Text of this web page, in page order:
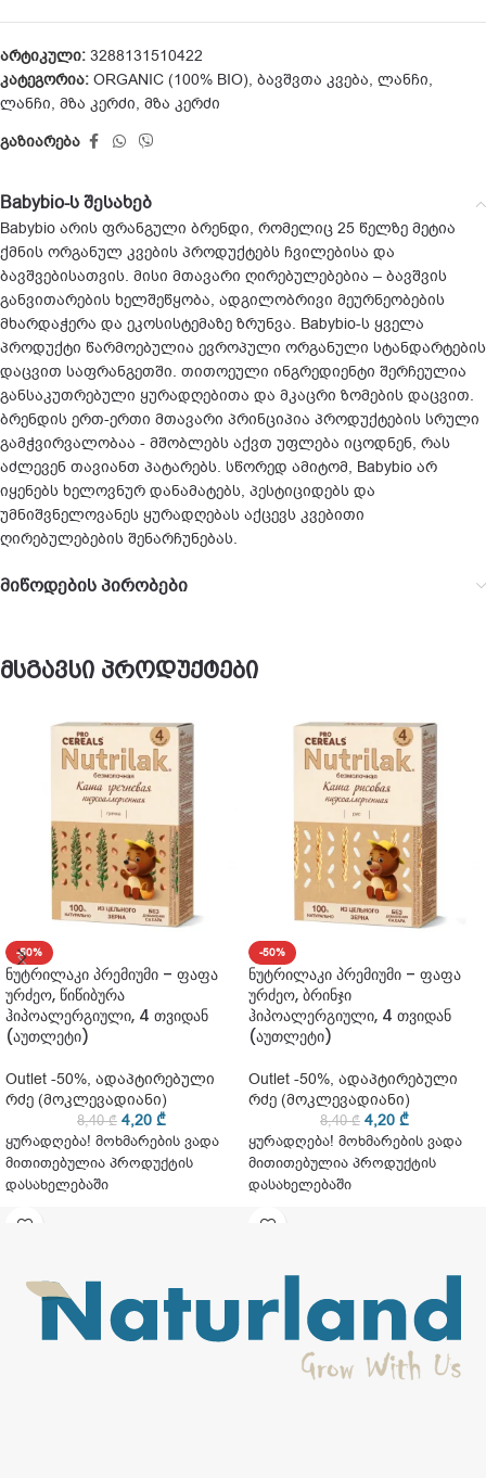
არტიკული: 3288131510422
კატეგორია: ORGANIC (100% BIO), ბავშვთა კვება, ლანჩი,
ლანჩი, მზა კერძი, მზა კერძი
გაზიარება
Babybio-ს შესახებ
Babybio არის ფრანგული ბრენდი, რომელიც 25 წელზე მეტია
ქმნის ორგანულ კვების პროდუქტებს ჩვილებისა და
ბავშვებისათვის. მისი მთავარი ღირებულებებია – ბავშვის
განვითარების ხელშეწყობა, ადგილობრივი მეურნეობების
მხარდაჭერა და ეკოსისტემაზე ზრუნვა. Babybio-ს ყველა
პროდუქტი წარმოებულია ევროპული ორგანული სტანდარტების
დაცვით საფრანგეთში. თითოეული ინგრედიენტი შერჩეულია
განსაკუთრებული ყურადღებითა და მკაცრი ზომების დაცვით.
ბრენდის ერთ-ერთი მთავარი პრინციპია პროდუქტების სრული
გამჭვირვალობაა - მშობლებს აქვთ უფლება იცოდნენ, რას
აძლევენ თავიანთ პატარებს. სწორედ ამიტომ, Babybio არ
იყენებს ხელოვნურ დანამატებს, პესტიციდებს და
უმნიშვნელოვანეს ყურადღებას აქცევს კვებითი
ღირებულებების შენარჩუნებას.
მიწოდების პირობები
მსგავსი პროდუქტები
-50%
ნუტრილაკი პრემიუმი – ფაფა
ურძეო, წიწიბურა
ჰიპოალერგიული, 4 თვიდან
(აუთლეტი)
Outlet -50%, ადაპტირებული
რძე (მოკლევადიანი)
8,40₾ 4,20 ₾
ყურადღება! მოხმარების ვადა
მითითებულია პროდუქტის
დასახელებაში
-50%
ნუტრილაკი პრემიუმი – ფაფა
ურძეო, ბრინჯი
ჰიპოალერგიული, 4 თვიდან
(აუთლეტი)
Outlet -50%, ადაპტირებული
რძე (მოკლევადიანი)
8,40₾ 4,20 ₾
ყურადღება! მოხმარების ვადა
მითითებულია პროდუქტის
დასახელებაში